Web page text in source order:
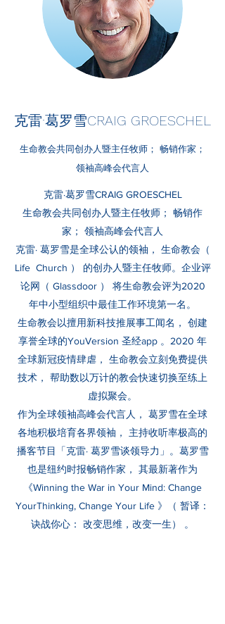
克雷·葛罗雪CRAIG GROESCHEL
生命教会共同创办人暨主任牧师； 畅销作家；
领袖高峰会代言人
克雷·葛罗雪CRAIG GROESCHEL
生命教会共同创办人暨主任牧师； 畅销作
家； 领袖高峰会代言人
克雷· 葛罗雪是全球公认的领袖， 生命教会（
Life Church ） 的创办人暨主任牧师。企业评
论网（ Glassdoor ） 将生命教会评为2020
年中小型组织中最佳工作环境第一名。
生命教会以擅用新科技推展事工闻名， 创建
享誉全球的YouVersion 圣经app 。2020 年
全球新冠疫情肆虐， 生命教会立刻免费提供
技术， 帮助数以万计的教会快速切换至练上
虚拟聚会。
作为全球领袖高峰会代言人， 葛罗雪在全球
各地积极培育各界领袖， 主持收听率极高的
播客节目「克雷· 葛罗雪谈领导力」。葛罗雪
也是纽约时报畅销作家， 其最新著作为
《Winning the War in Your Mind: Change
YourThinking, Change Your Life 》（ 暂译：
诀战你心： 改变思维，改变一生） 。